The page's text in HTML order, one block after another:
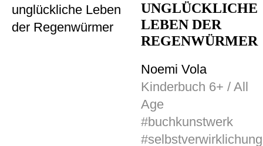
UNGLÜCKLICHE
LEBEN DER
REGENWÜRMER
Noemi Vola
Kinderbuch 6+ / All
Age
#buchkunstwerk
#selbstverwirklichung